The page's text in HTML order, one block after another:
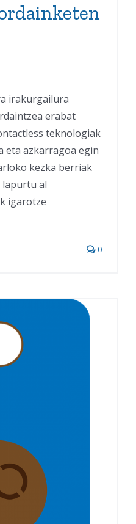
irakurgailura
erabat
teknologiak
eta azkarragoa egin
kezka berriak
lapurtu al
igarotze
0
zure